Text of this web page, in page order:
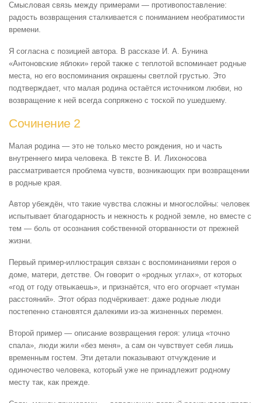
Смысловая связь между примерами — противопоставление:
радость возвращения сталкивается с пониманием необратимости
времени.
Я согласна с позицией автора. В рассказе И. А. Бунина
«Антоновские яблоки» герой также с теплотой вспоминает родные
места, но его воспоминания окрашены светлой грустью. Это
подтверждает, что малая родина остаётся источником любви, но
возвращение к ней всегда сопряжено с тоской по ушедшему.
Сочинение 2
Малая родина — это не только место рождения, но и часть
внутреннего мира человека. В тексте В. И. Лихоносова
рассматривается проблема чувств, возникающих при возвращении
в родные края.
Автор убеждён, что такие чувства сложны и многослойны: человек
испытывает благодарность и нежность к родной земле, но вместе с
тем — боль от осознания собственной оторванности от прежней
жизни.
Первый пример-иллюстрация связан с воспоминаниями героя о
доме, матери, детстве. Он говорит о «родных углах», от которых
«год от году отвыкаешь», и признаётся, что его огорчает «туман
расстояний». Этот образ подчёркивает: даже родные люди
постепенно становятся далекими из-за жизненных перемен.
Второй пример — описание возвращения героя: улица «точно
спала», люди жили «без меня», а сам он чувствует себя лишь
временным гостем. Эти детали показывают отчуждение и
одиночество человека, который уже не принадлежит родному
месту так, как прежде.